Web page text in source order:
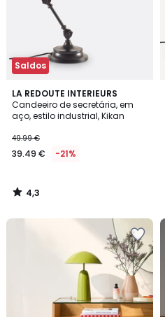
desconto
Saldos
LA REDOUTE INTERIEURS
Candeeiro de secretária, em
aço, estilo industrial, Kikan
49.99 €
39.49 € -21%
4,3
/ 5
4,3
/